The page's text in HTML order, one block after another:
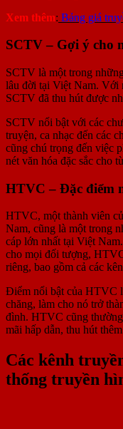
Xem thêm: Bảng giá
SCTV – Gợi ý cho
SCTV là một trong
lâu đời tại Việt Nam. Với
SCTV đã thu hút được
SCTV nổi bật với các
truyện, ca nhạc đến các
cũng chú trọng đến việc
nét văn hóa đặc sắc cho
HTVC – Đặc điểm
HTVC, một thành viên
Nam, cũng là một trong
cáp lớn nhất tại Việt
cho mọi đối tượng,
riêng, bao gồm cả các
Điểm nổi bật của HTVC
chăng, làm cho nó trở
đình. HTVC cũng
mãi hấp dẫn, thu hút
Các kênh
thống truyền